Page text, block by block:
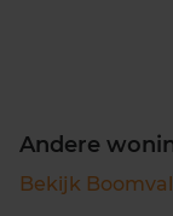
Andere
Bekijk